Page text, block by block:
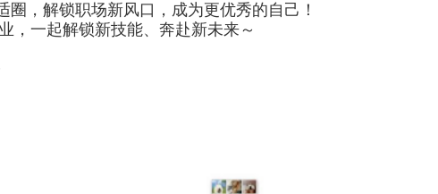
，解锁职场新风口，成为更优秀的自己！
，一起解锁新技能、奔赴新未来～